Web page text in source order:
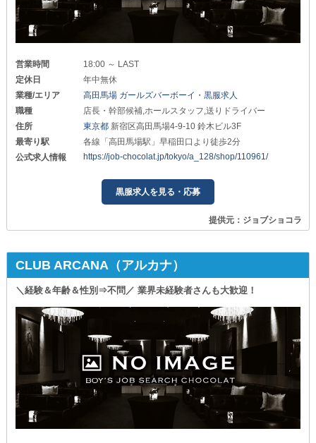
営業時間
18:00 ～ LAST
定休日
年中無休
業種/エリア
高田馬場 ガールズバーボーイ・黒服求人
職種
店長・幹部候補,ホールスタッフ,送りドライバー
住所
東京都 新宿区高田馬場4-9-10 鈴木ビル3F
最寄り駅
各線「高田馬場駅」早稲田口より徒歩2分
公式求人情報
https://job-chocolat.jp/tokyo/a_128/shop/110961/
黒服求人を見る・応募
提供元：ジョブショコラ
CLUB ARCANA（アルカナ）
＼経験＆年齢＆性別⇒不問／ 業界未経験者さんも大歓迎！